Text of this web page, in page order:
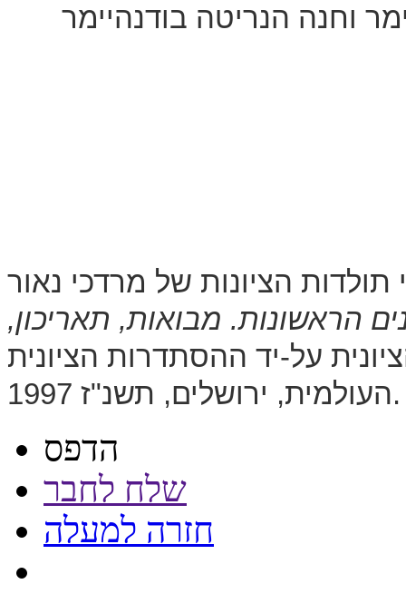
וחנה הנריטה בודנהיימר
הציונות של מרדכי נאור
הראשונות. מבואות, תאריכון,
על-יד ההסתדרות הציונית
העולמית, ירושלים, תשנ"ז 1997.
הדפס
שלח לחבר
חזרה למעלה